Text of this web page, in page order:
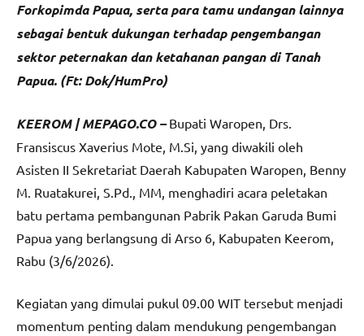
Forkopimda Papua, serta para tamu undangan lainnya
sebagai bentuk dukungan terhadap pengembangan
sektor peternakan dan ketahanan pangan di Tanah
Papua. (Ft: Dok/HumPro)
KEEROM | MEPAGO.CO – Bupati Waropen, Drs.
Fransiscus Xaverius Mote, M.Si, yang diwakili oleh
Asisten II Sekretariat Daerah Kabupaten Waropen, Benny
M. Ruatakurei, S.Pd., MM, menghadiri acara peletakan
batu pertama pembangunan Pabrik Pakan Garuda Bumi
Papua yang berlangsung di Arso 6, Kabupaten Keerom,
Rabu (3/6/2026).
Kegiatan yang dimulai pukul 09.00 WIT tersebut menjadi
momentum penting dalam mendukung pengembangan